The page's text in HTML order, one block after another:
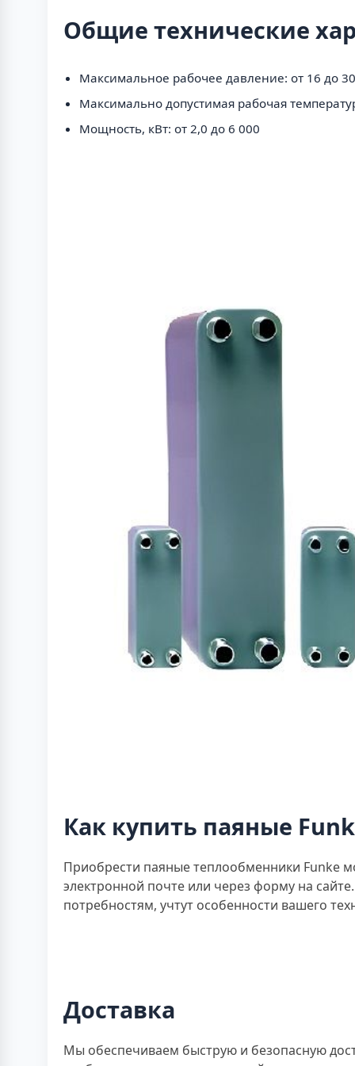
Общие технические
Максимальное рабочее давление: от 16 до
Максимально допустимая рабочая
Мощность, кВт: от 2,0 до 6 000
Как купить паяные
Приобрести паяные теплообменники Funke
электронной почте или через форму на
потребностям, учтут особенности вашего
Доставка
Мы обеспечиваем быструю и безопасную